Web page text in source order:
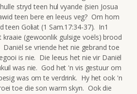
stryd teen hul vyande (sien Josua
teen bere en leeus veg? Om hom
teen Goliat (1 Sam.17:34-37). In1
kraaie (gewoonlik gulsige voëls) brood
Daniël se vriende het nie gebrand toe
is nie. Die leeus het nie vir Daniël
was nie. God het 'n vis gestuur om
was om te verdrink. Hy het ook 'n
toe die son warm skyn. Ook die